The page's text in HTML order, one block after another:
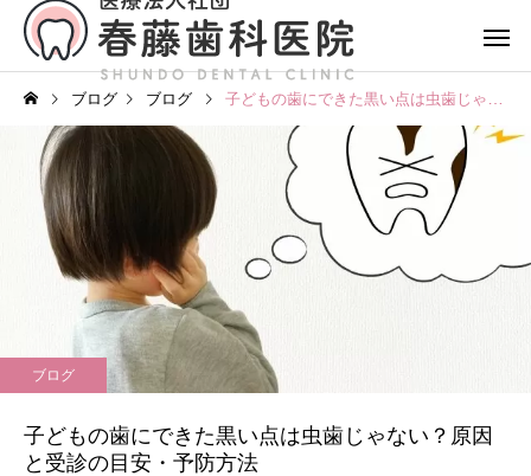
ブログ ブログ 子どもの歯にできた黒い点は虫歯じゃない？原因と受診の目安・予防方法
ブログ
子どもの歯にできた黒い点は虫歯じゃない？原因
と受診の目安・予防方法